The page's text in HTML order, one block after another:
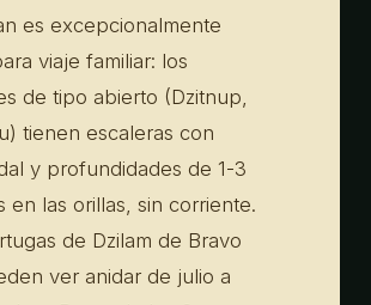
es excepcionalmente
viaje familiar: los
de tipo abierto (Dzitnup,
tienen escaleras con
y profundidades de 1-3
en las orillas, sin corriente.
de Dzilam de Bravo
ver anidar de julio a